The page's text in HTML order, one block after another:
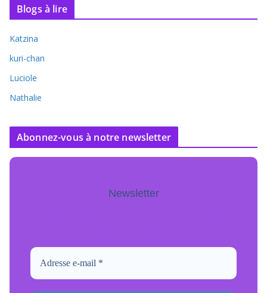
Blogs à lire
Katzina
kuri-chan
Luciole
Nathalie
Abonnez-vous à notre newsletter
Newsletter